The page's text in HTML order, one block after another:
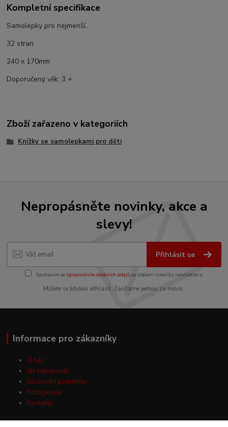
Kompletní specifikace
Samolepky pro nejmenší..
32 stran
240 x 170mm
Doporučený věk: 3 +
Zboží zařazeno v kategoriích
Knížky se samolepkami pro děti
Nepropásněte novinky, akce a
slevy!
Přihlásit se
Souhlasím se zpracováním osobních údajůza účelem rozesílky newsletteru.
Můžete se kdykoli odhlásit. Zasíláme jednou za měsíc.
Informace pro zákazníky
O nás
Jak nakupovat
Obchodní podmínky
Fotogalerie
Kontakty